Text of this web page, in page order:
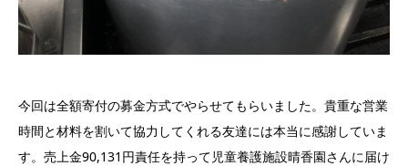
今回は全額寄付の募金方式でやらせてもらいました。貴重な営業
時間と材料を割いて協力してくれる友達には本当に感謝していま
す。売上金90,131円責任を持って児童養護施設晴香園さんに届け